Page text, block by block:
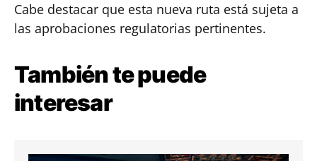
Cabe destacar que esta nueva ruta está sujeta a
las aprobaciones regulatorias pertinentes.
También te puede
interesar